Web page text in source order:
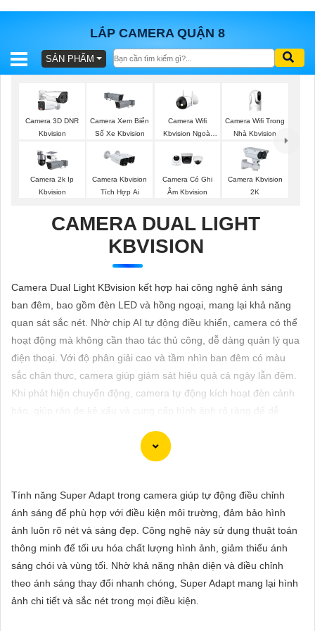
LẮP CAMERA QUẬN 8
BÁO
TRỌN
GÓI
SẢN
LẮP
ĐẶT
PHỤ
KIỆN
VẤN
DỊCH
VỤ
SẢN PHẨM
Camera 3D DNR
Kbvision
Camera Xem Biển
Số Xe Kbvision
Camera Wifi
Kbvision Ngoài
Camera Wifi Trong
Nhà Kbvision
Camera 2k Ip
Kbvision
Camera Kbvision
Tích Hợp Ai
Camera Có Ghi
Âm Kbvision
Camera Kbvision
2K
CAMERA DUAL LIGHT
KBVISION
Camera Dual Light KBvision kết hợp hai công nghệ ánh sáng
ban đêm, bao gồm đèn LED và hồng ngoại, mang lại khả năng
quan sát sắc nét. Nhờ chip AI tự động điều khiển, camera có thể
hoạt động mà không cần thao tác thủ công, dễ dàng quản lý qua
điện thoại. Với độ phân giải cao và tầm nhìn ban đêm có màu
sắc chân thực, camera giúp giám sát hiệu quả cả ngày lẫn đêm.
Khi phát hiện chuyển động, camera tự động kích hoạt đèn cảnh
hiệu uy tín với chiết khấu cao. Với công nghệ hàng đầu, Camera
Tính năng Super Adapt trong camera giúp tự động điều chỉnh
ánh sáng để phù hợp với điều kiện môi trường, đảm bảo hình
ảnh luôn rõ nét và sáng đẹp. Công nghệ này sử dụng thuật toán
thông minh để tối ưu hóa chất lượng hình ảnh, giảm thiểu ánh
sáng chói và vùng tối. Nhờ khả năng nhận diện và điều chỉnh
theo ánh sáng thay đổi nhanh chóng, Super Adapt mang lại hình
ảnh chi tiết và sắc nét trong mọi điều kiện.